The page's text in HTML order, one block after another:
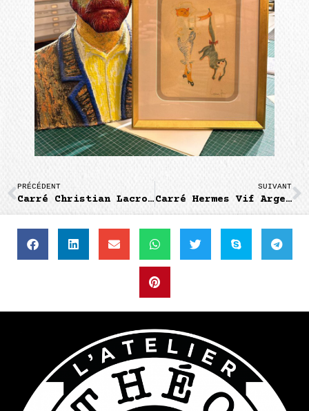
PRÉCÉDENT
Carré Christian Lacroix Maison
SUIVANT
Carré Hermes Vif Argent